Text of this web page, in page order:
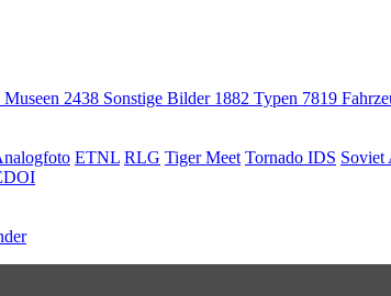
Museen 2438 Sonstige Bilder 1882 Typen 7819
ETNL RLG Tiger Meet Tornado IDS Soviet